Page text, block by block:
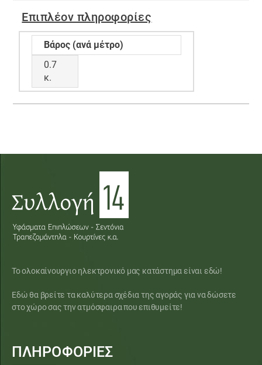
Επιπλέον πληροφορίες
Βάρος (ανά μέτρο)
0.7
κ.
Το ολοκαίνουργιο ηλεκτρονικό μας κατάστημα είναι εδώ!
Εδώ θα βρείτε τα καλύτερα σχέδια της αγοράς για να δώσετε
στο χώρο σας την ατμόσφαιρα που επιθυμείτε!
ΠΛΗΡΟΦΟΡΙΕΣ